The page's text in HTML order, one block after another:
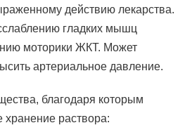
действию лекарства.
гладких мышц
моторики ЖКТ. Может
артериальное давление.
благодаря которым
хранение раствора: